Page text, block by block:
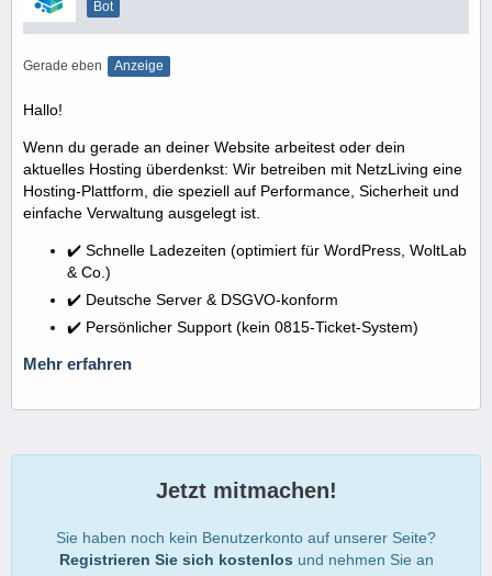
Bot
Gerade eben Anzeige
Hallo!
Wenn du gerade an deiner Website arbeitest oder dein
aktuelles Hosting überdenkst: Wir betreiben mit NetzLiving eine
Hosting-Plattform, die speziell auf Performance, Sicherheit und
einfache Verwaltung ausgelegt ist.
✔️ Schnelle Ladezeiten (optimiert für WordPress, WoltLab
& Co.)
✔️ Deutsche Server & DSGVO-konform
✔️ Persönlicher Support (kein 0815-Ticket-System)
Mehr erfahren
Jetzt mitmachen!
Sie haben noch kein Benutzerkonto auf unserer Seite?
Registrieren Sie sich kostenlos und nehmen Sie an